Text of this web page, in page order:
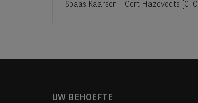
Spaas Kaarsen - Gert Hazevoets [CFO]
UW BEHOEFTE